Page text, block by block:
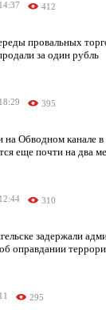
412
провальных
за один рубль
395
на Обводном канале в
еще почти на два
310
задержали
оправдании
295